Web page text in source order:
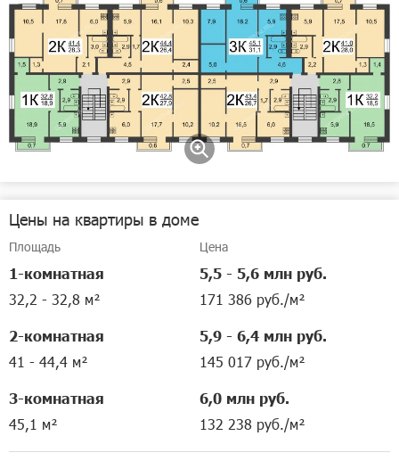
1/17
в ипотеку от66 873 руб./мес.
2-комнатная квартира
•
Позвонить
Цены на квартиры в доме
Площадь Цена
1-комнатная
32,2 - 32,8 м²
5,5 - 5,6 млн руб.
171 386 руб./м²
2-комнатная
41 - 44,4 м²
5,9 - 6,4 млн руб.
145 017 руб./м²
3-комнатная
45,1 м²
6,0 млн руб.
132 238 руб./м²